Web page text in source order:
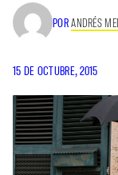
PORANDRÉS
15 DE OCTUBRE, 2015